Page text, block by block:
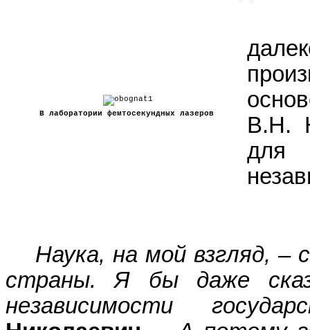
В лаборатории фемтосекундных лазеров
В.Н.
для
Наука, на мой взгляд, –
страны. Я бы даже
независимости